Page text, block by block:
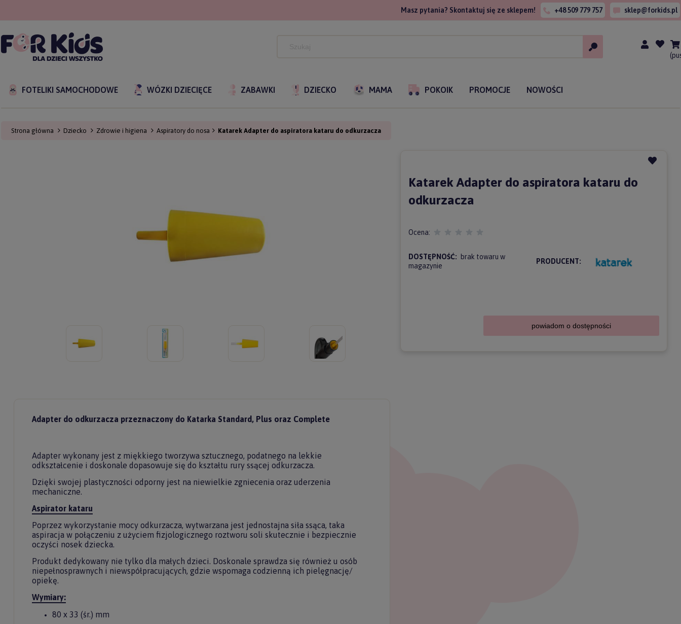
Masz pytania? Skontaktuj się ze sklepem! +48 509 779 757 sklep@forkids.pl
FOTELIKI SAMOCHODOWE WÓZKI DZIECIĘCE ZABAWKI DZIECKO MAMA POKOIK PROMOCJE NOWOŚCI
Strona główna Dziecko Zdrowie i higiena Aspiratory do nosa Katarek Adapter do aspiratora kataru do odkurzacza
Adapter do odkurzacza przeznaczony do Katarka Standard, Plus oraz Complete
Adapter wykonany jest z miękkiego tworzywa sztucznego, podatnego na lekkie
odkształcenie i doskonale dopasowuje się do kształtu rury ssącej odkurzacza.
Dzięki swojej plastyczności odporny jest na niewielkie zgniecenia oraz uderzenia
mechaniczne.
Aspirator kataru
Poprzez wykorzystanie mocy odkurzacza, wytwarzana jest jednostajna siła ssąca, taka
aspiracja w połączeniu z użyciem fizjologicznego roztworu soli skutecznie i bezpiecznie
oczyści nosek dziecka.
Produkt dedykowany nie tylko dla małych dzieci. Doskonale sprawdza się również u osób
niepełnosprawnych i niewspółpracujących, gdzie wspomaga codzienną ich pielęgnację/
opiekę.
Wymiary:
80 x 33 (śr.) mm
Katarek Adapter do aspiratora kataru do
odkurzacza
Ocena:
DOSTĘPNOŚĆ:
brak towaru w
magazynie
PRODUCENT:
powiadom o dostępności
newslettera Forkids